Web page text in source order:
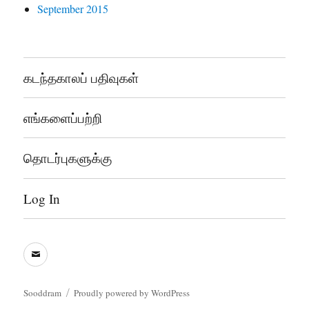
September 2015
கடந்தகாலப் பதிவுகள்
எங்களைப்பற்றி
தொடர்புகளுக்கு
Log In
sooddram@gmail.com
Sooddram Proudly powered by WordPress